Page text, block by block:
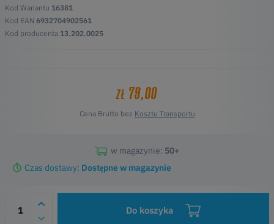
Kod Wariantu 16381
Kod EAN 6932704902561
Kod producenta 13.202.0025
ZŁ 79,00
Cena Brutto bez Kosztu Transportu
w magazynie: 50+
Czas dostawy: Dostępne w magazynie
Do koszyka